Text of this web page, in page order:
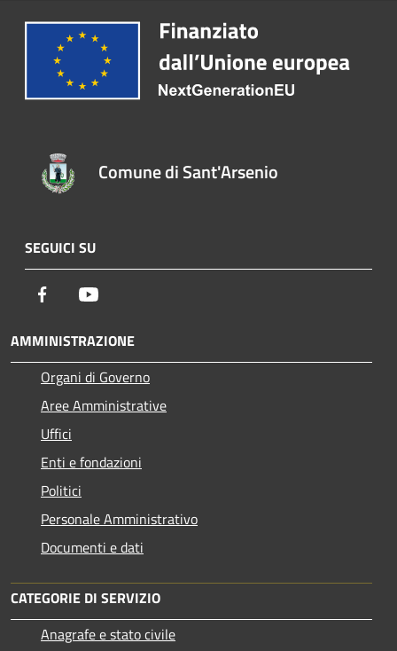
Comune di Sant'Arsenio
SEGUICI SU
Facebook
AMMINISTRAZIONE
Organi di Governo
Aree Amministrative
Uffici
Enti e fondazioni
Politici
Personale Amministrativo
Documenti e dati
CATEGORIE DI SERVIZIO
Anagrafe e stato civile